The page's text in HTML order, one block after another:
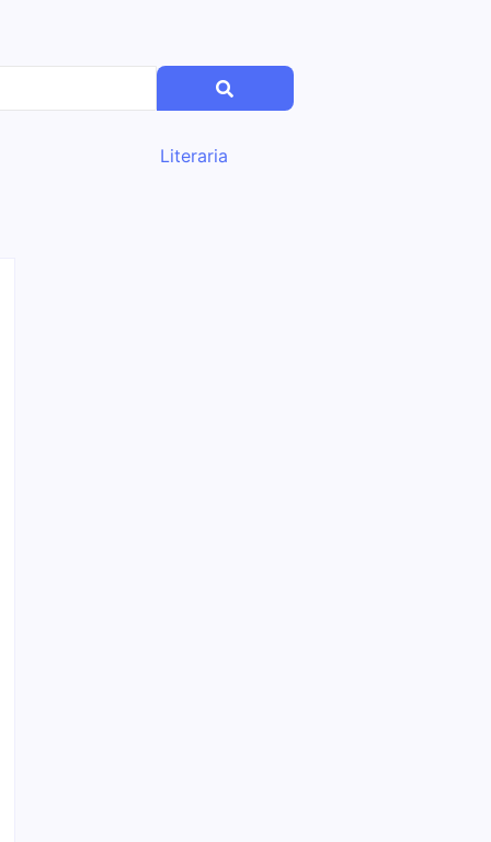
Literaria